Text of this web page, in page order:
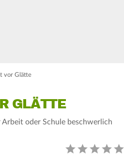
vor Glätte
GLÄTTE
Arbeit oder Schule beschwerlich